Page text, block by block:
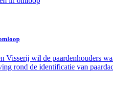
Visserij wil de paardenhouders